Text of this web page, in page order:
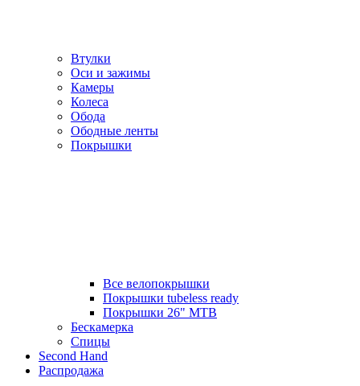
Втулки
Оси и зажимы
Камеры
Колeса
Обода
Ободные ленты
Покрышки
Все велопокрышки
Покрышки tubeless ready
Покрышки 26" MTB
Бескамерка
Спицы
Second Hand
Распродажа